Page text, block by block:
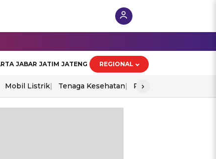
JABAR JATIM JATENG REGIONAL
Mobil Listrik Tenaga Kesehatan Perang As-Iran
›